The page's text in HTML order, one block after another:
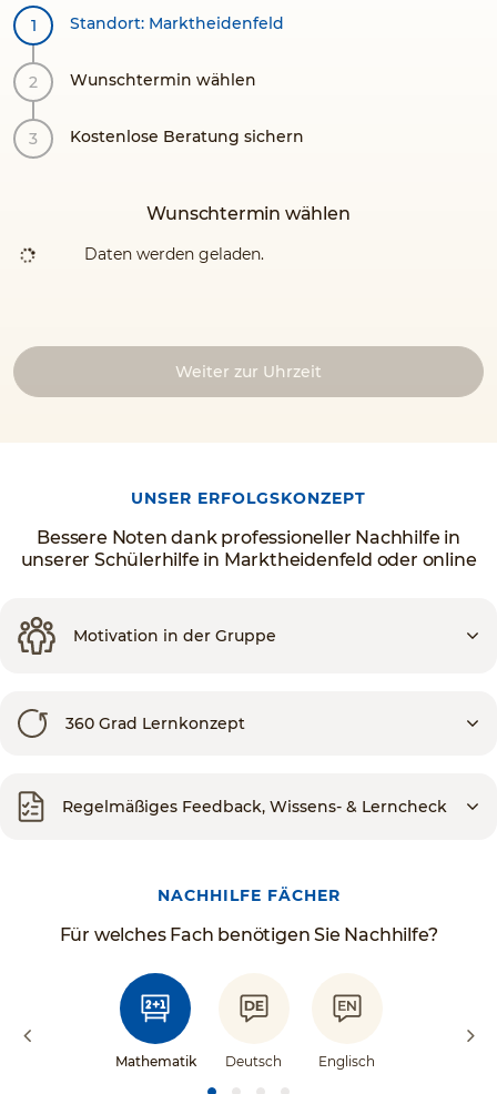
Standort: Marktheidenfeld
Wunschtermin wählen
Kostenlose Beratung sichern
Wunschtermin wählen
Daten werden geladen.
Weiter zur Uhrzeit
UNSER ERFOLGSKONZEPT
Bessere Noten dank professioneller Nachhilfe in
unserer Schülerhilfe in Marktheidenfeld oder online
Motivation in der Gruppe
360 Grad Lernkonzept
Regelmäßiges Feedback, Wissens- & Lerncheck
NACHHILFE FÄCHER
Für welches Fach benötigen Sie Nachhilfe?
Mathematik Deutsch Englisch